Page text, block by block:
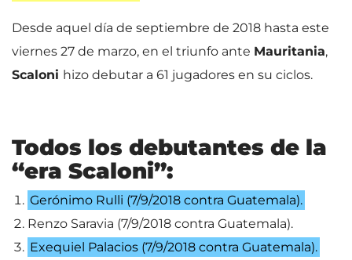
Desde aquel día de septiembre de 2018 hasta este
viernes 27 de marzo, en el triunfo ante Mauritania,
Scaloni hizo debutar a 61 jugadores en su ciclos.
Todos los debutantes de la
“era Scaloni”:
Gerónimo Rulli (7/9/2018 contra Guatemala).
Renzo Saravia (7/9/2018 contra Guatemala).
Exequiel Palacios (7/9/2018 contra Guatemala).